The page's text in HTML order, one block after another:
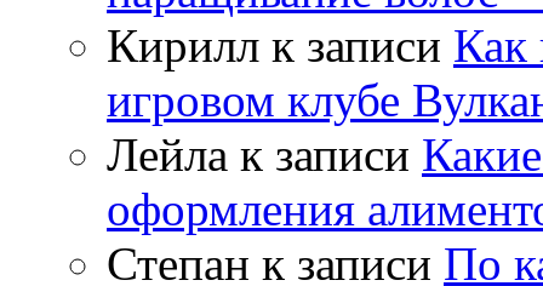
Кирилл к записи Как
игровом клубе
Лейла к записи
оформления
Степан к записи По